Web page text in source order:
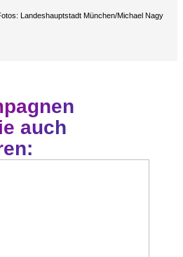
Landeshauptstadt München/Michael Nagy
auch